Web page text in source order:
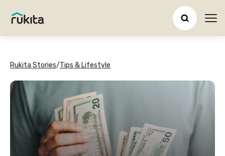
Rukita Stories/Tips & Lifestyle